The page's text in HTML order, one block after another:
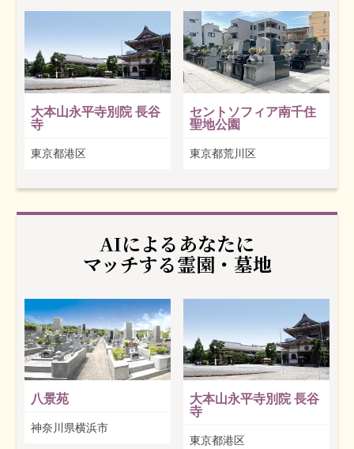
大本山永平寺別院 長谷
寺
東京都港区
セントソフィア南千住
聖地公園
東京都荒川区
AIによるあなたに
マッチする霊園・墓地
八景苑
神奈川県横浜市
大本山永平寺別院 長谷
寺
東京都港区